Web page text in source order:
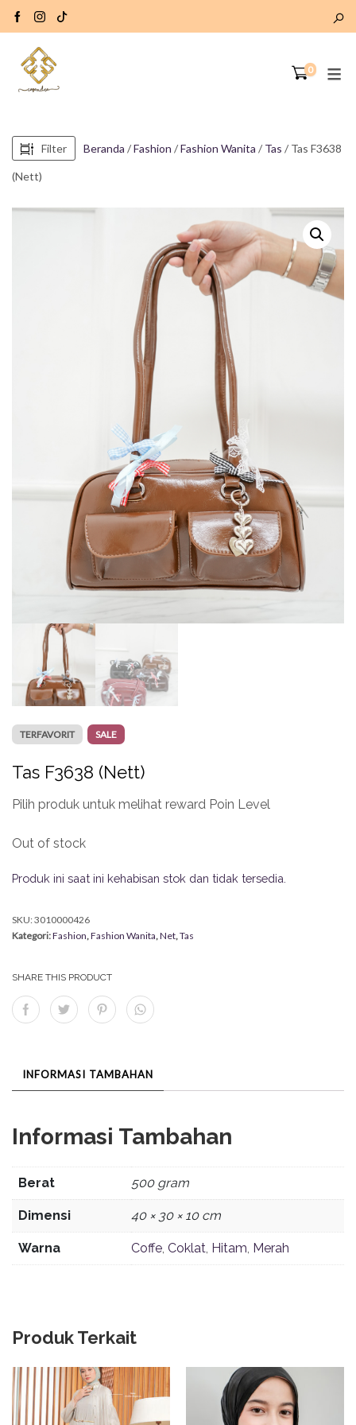
0
Filter Beranda /Fashion /Fashion Wanita / Tas / Tas F3638
(Nett)
TERFAVORIT SALE
Tas F3638 (Nett)
Pilih produk untuk melihat reward Poin Level
Out of stock
Produk ini saat ini kehabisan stok dan tidak tersedia.
SKU:3010000426
Kategori:Fashion,Fashion Wanita,Net,Tas
SHARE THIS PRODUCT
INFORMASI TAMBAHAN
Informasi Tambahan
Berat 500 gram
Dimensi 40 × 30 × 10 cm
Warna Coffe, Coklat, Hitam, Merah
Produk Terkait